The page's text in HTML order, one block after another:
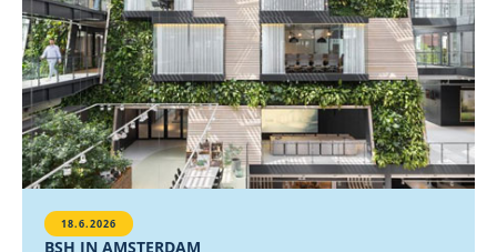
18.6.2026
BSH IN AMSTERDAM